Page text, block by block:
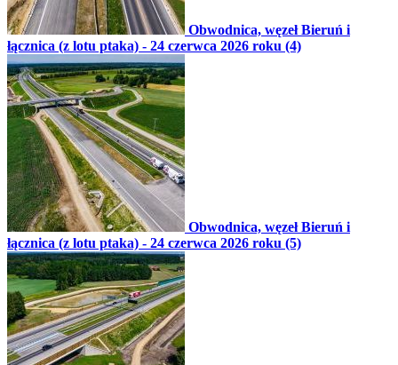
Obwodnica, węzeł Bieruń i
łącznica (z lotu ptaka) - 24 czerwca 2026 roku (4)
Obwodnica, węzeł Bieruń i
łącznica (z lotu ptaka) - 24 czerwca 2026 roku (5)